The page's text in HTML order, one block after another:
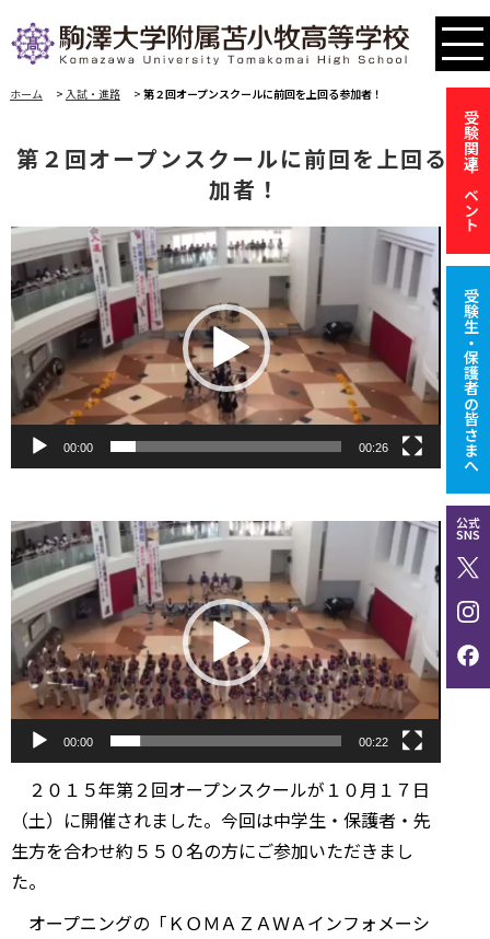
受験関連イベント
受験生・保護者の皆さまへ
公式
SNS
ホーム > 入試・進路 > 第２回オープンスクールに前回を上回る参加者！
第２回オープンスクールに前回を上回る参
加者！
動
画
プ
レ
ー
ヤ
ー
00:00 00:26
動
画
プ
レ
ー
ヤ
ー
00:00 00:22
２０１５年第２回オープンスクールが１０月１７日
（土）に開催されました。今回は中学生・保護者・先
生方を合わせ約５５０名の方にご参加いただきまし
た。
オープニングの「ＫＯＭＡＺＡＷＡインフォメーシ